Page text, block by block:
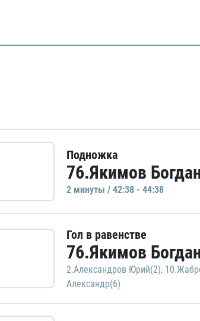
Подножка
76.Якимов
2 минуты / 42:38 - 44:38
Гол в равенстве
76.Якимов
2.Александров Юрий(2),
Александр(6)